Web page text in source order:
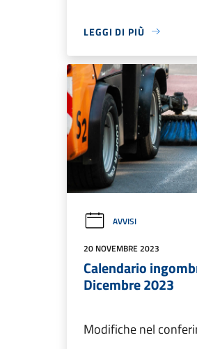
LEGGI DI PIÙ
AVVISI
20 NOVEMBRE 2023
Calendario
Dicembre 2023
Modifiche nel